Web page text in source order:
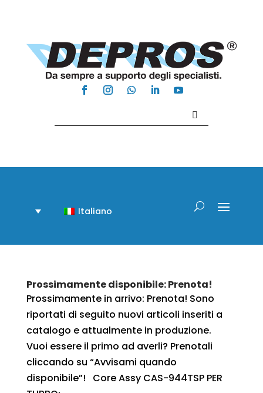
Italiano
Prossimamente disponibile: Prenota!
Prossimamente in arrivo: Prenota! Sono
riportati di seguito nuovi articoli inseriti a
catalogo e attualmente in produzione.
Vuoi essere il primo ad averli? Prenotali
cliccando su “Avvisami quando
disponibile”! Core Assy CAS-944TSP PER